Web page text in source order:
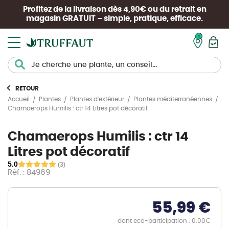
Profitez de la livraison dès 4,90€ ou du retrait en
magasin GRATUIT – simple, pratique, efficace.
RETOUR
Accueil
Plantes Plantes d'extérieur
Plantes méditerranéennes
Chamaerops Humilis : ctr 14 Litres pot décoratif
Chamaerops Humilis : ctr 14
Litres pot décoratif
5.0 (3)
Réf. : 84969
55,99 €
dont eco-participation : 0.00€